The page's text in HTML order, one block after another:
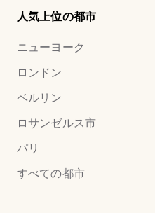
人気上位の都市
ニューヨーク
ロンドン
ベルリン
ロサンゼルス市
パリ
すべての都市